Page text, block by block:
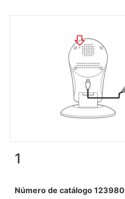
1
Número de catálogo 123980